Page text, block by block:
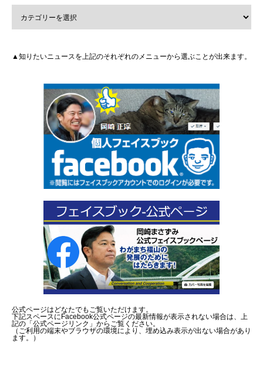
▲知りたいニュースを上記のそれぞれのメニューから選ぶことが出来ます。
公式ページはどなたでもご覧いただけます。
下記スペースにFacebook公式ページの最新情報が表示されない場合は、上
記の「公式ページリンク」からご覧ください。
（ご利用の端末やブラウザの環境により、埋め込み表示が出ない場合があり
ます。）